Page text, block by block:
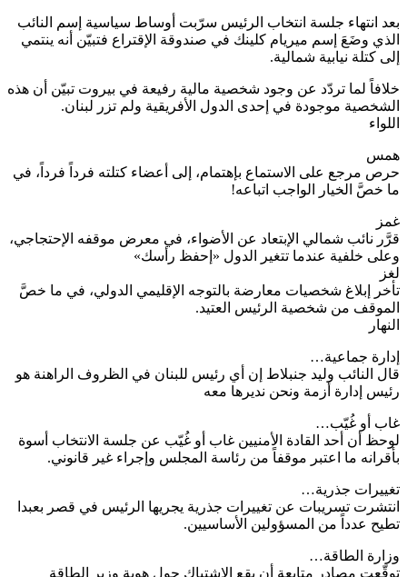
انتهاء جلسة انتخاب الرئيس سرّبت أوساط سياسية إسم النائب
وضَعَ إسم ميريام كلينك في صندوقة الإقتراع فتبيّن أنه ينتمي
كتلة نيابية شمالية.
لما تردّد عن وجود شخصية مالية رفيعة في بيروت تبيّن أن هذه
موجودة في إحدى الدول الأفريقية ولم تزر لبنان.
مرجع على الاستماع بإهتمام، إلى أعضاء كتلته فرداً فرداً، في
خصَّ الخيار الواجب اتباعه!
نائب شمالي الإبتعاد عن الأضواء، في معرض موقفه الإحتجاجي،
خلفية عندما تتغير الدول «إحفظ رأسك»
إبلاغ شخصيات معارضة بالتوجه الإقليمي الدولي، في ما خصَّ
من شخصية الرئيس العتيد.
جماعية…
النائب وليد جنبلاط إن أي رئيس للبنان في الظروف الراهنة هو
إدارة أزمة ونحن نديرها معه
أو غُيّب…
أن أحد القادة الأمنيين غاب أو غُيّب عن جلسة الانتخاب أسوة
ما اعتبر موقفاً من رئاسة المجلس وإجراء غير قانوني.
جذرية…
تسريبات عن تغييرات جذرية يجريها الرئيس في قصر بعبدا
عدداً من المسؤولين الأساسيين.
الطاقة…
مصادر متابعة أن يقع الاشتباك حول هوية وزير الطاقة